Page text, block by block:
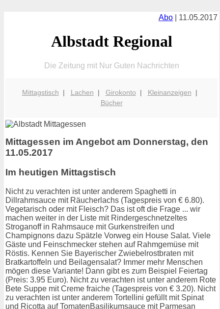
Abo | 11.05.2017
Albstadt Regional
Die Zeitung mit Nur Guten Nachrichten
Mittagstisch | Lachen | Girokonto | Kleinanzeigen |
Bücher
Mittagessen im Angebot am Donnerstag, den
11.05.2017
Im heutigen Mittagstisch
Nicht zu verachten ist unter anderem Spaghetti in
Dillrahmsauce mit Räucherlachs (Tagespreis von € 6.80).
Vegetarisch oder mit Fleisch? Das ist oft die Frage ... wir
machen weiter in der Liste mit Rindergeschnetzeltes
Stroganoff in Rahmsauce mit Gurkenstreifen und
Champignons dazu Spätzle Vorweg ein House Salat. Viele
Gäste und Feinschmecker stehen auf Rahmgemüse mit
Röstis. Kennen Sie Bayerischer Zwiebelrostbraten mit
Bratkartoffeln und Beilagensalat? Immer mehr Menschen
mögen diese Variante! Dann gibt es zum Beispiel Feiertag
(Preis: 3.95 Euro). Nicht zu verachten ist unter anderem Rote
Bete Suppe mit Creme fraiche (Tagespreis von € 3.20). Nicht
zu verachten ist unter anderem Tortellini gefüllt mit Spinat
und Ricotta auf TomatenBasilikumsauce mit Parmesan